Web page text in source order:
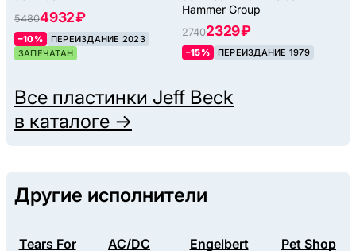
54804932 ₽
–10%
ПЕРЕИЗДАНИЕ 2023
ЗАПЕЧАТАН
Hammer Group
27402329 ₽
–15% ПЕРЕИЗДАНИЕ 1979
Все пластинки Jeff Beck
в каталоге →
Другие исполнители
Tears For
AC/DC
Engelbert
Pet Shop